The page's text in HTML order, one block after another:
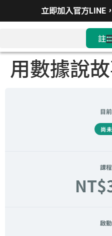
立即加入官方LINE
註
用數據說
目
尚
課
啟